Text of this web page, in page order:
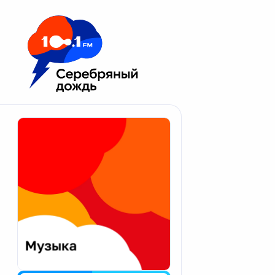
Москва 100.1 FM
Апатиты
Екатеринбург
Калининград
Калуга